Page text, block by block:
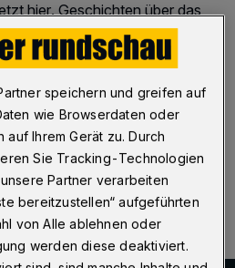
hier. Geschichten über das
heißt ein Film, den das
Wuppertal / Solingen /
mit der „Aktion Neue
Wuppertal-
ab 18 Uhr online zeigt.
Eine Minute Lesezeit
speichern und greifen auf
wie Browserdaten oder
Ihrem Gerät zu. Durch
Sie Tracking-Technologien
Partner verarbeiten
bereitzustellen“ aufgeführten
von Alle ablehnen oder
werden diese deaktiviert.